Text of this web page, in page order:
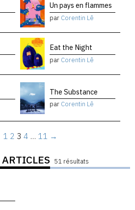
Un pays en flammes
par Corentin Lê
Eat the Night
par Corentin Lê
The Substance
par Corentin Lê
1 2 3 4 … 11 →
51 résultats